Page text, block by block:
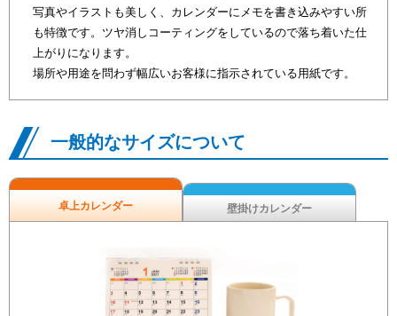
写真やイラストも美しく、カレンダーにメモを書き込みやすい所
も特徴です。ツヤ消しコーティングをしているので落ち着いた仕
上がりになります。
場所や用途を問わず幅広いお客様に指示されている用紙です。
一般的なサイズについて
卓上カレンダー 壁掛けカレンダー